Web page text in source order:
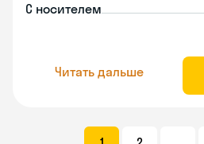
С носителем
Читать дальше